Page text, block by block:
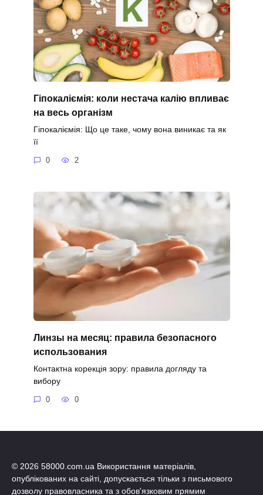
Гіпокаліємія: коли нестача калію впливає
на весь організм
Гіпокаліємія: Що це таке, чому вона виникає та як
її
0 2
Линзы на месяц: правила безопасного
использования
Контактна корекція зору: правила догляду та
вибору
0 0
© 2026 58000.com.ua Використання матеріалів,
опублікованих на сайті, допускається тільки з письмового
дозволу правовласника та з обов'язковим прямим